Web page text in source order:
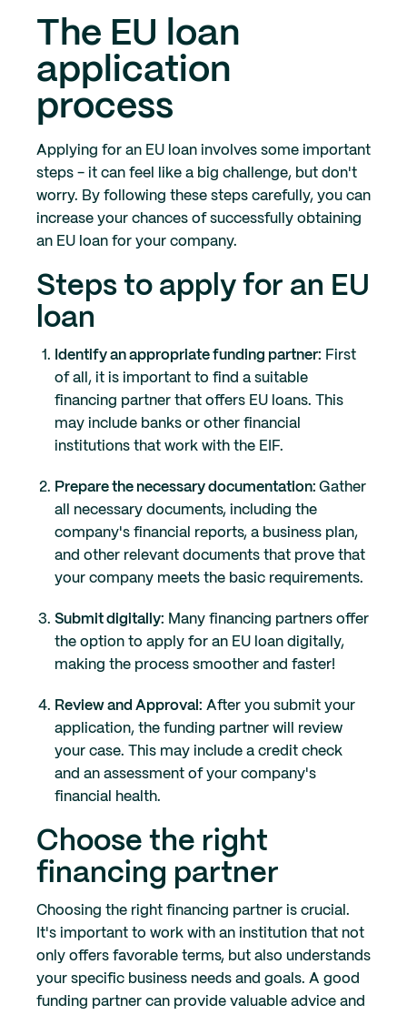
The EU loan
application
process
Applying for an EU loan involves some important
steps - it can feel like a big challenge, but don't
worry. By following these steps carefully, you can
increase your chances of successfully obtaining
an EU loan for your company.
Steps to apply for an EU
loan
Identify an appropriate funding partner: First
of all, it is important to find a suitable
financing partner that offers EU loans. This
may include banks or other financial
institutions that work with the EIF.
Prepare the necessary documentation: Gather
all necessary documents, including the
company's financial reports, a business plan,
and other relevant documents that prove that
your company meets the basic requirements.
Submit digitally: Many financing partners offer
the option to apply for an EU loan digitally,
making the process smoother and faster!
Review and Approval: After you submit your
application, the funding partner will review
your case. This may include a credit check
and an assessment of your company's
financial health.
Choose the right
financing partner
Choosing the right financing partner is crucial.
It's important to work with an institution that not
only offers favorable terms, but also understands
your specific business needs and goals. A good
funding partner can provide valuable advice and